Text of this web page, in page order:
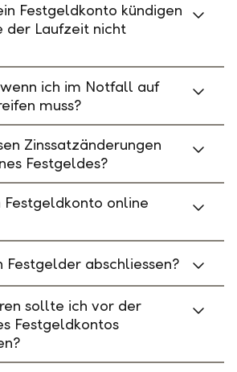
Festgeldkonto kündigen
der Laufzeit nicht
ich im Notfall auf
muss?
Zinssatzänderungen
Festgeldes?
Festgeldkonto online
Festgelder abschliessen?
sollte ich vor der
Festgeldkontos